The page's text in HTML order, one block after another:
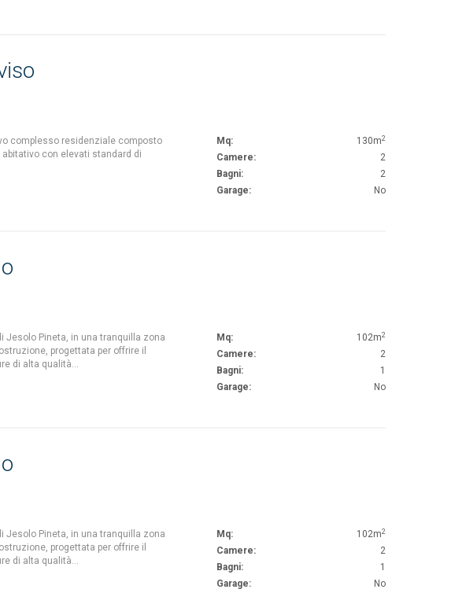
complesso residenziale composto
con elevati standard di
Mq: 130m2
Camere:
2
Bagni:
2
Garage:
No
Jesolo Pineta, in una tranquilla zona
progettata per offrire il
di alta qualità…
Mq: 102m2
Camere:
2
Bagni:
1
Garage:
No
Jesolo Pineta, in una tranquilla zona
progettata per offrire il
di alta qualità…
Mq: 102m2
Camere:
2
Bagni:
1
Garage:
No